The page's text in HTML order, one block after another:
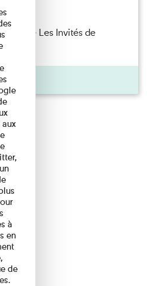
frère Les Invités de
à
en
de